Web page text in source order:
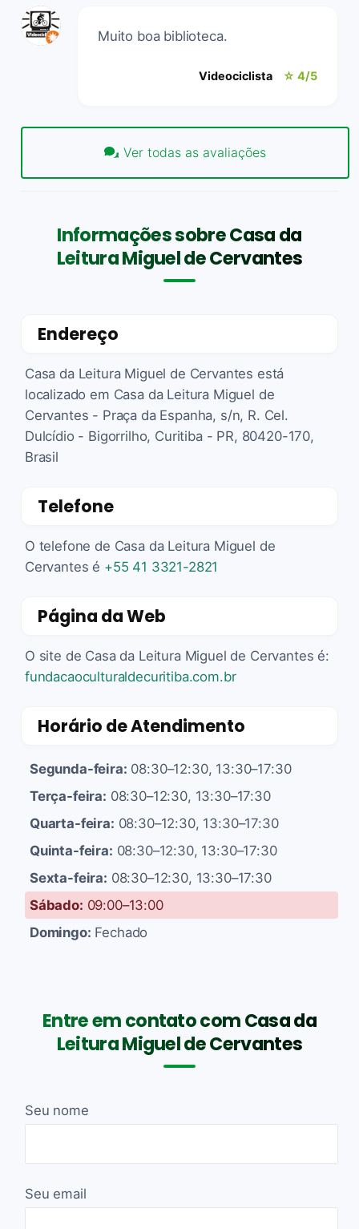
Muito boa biblioteca.
Videociclista ☆ 4/5
Ver todas as avaliações
Informações sobre Casa da
Leitura Miguel de Cervantes
Endereço
Casa da Leitura Miguel de Cervantes está
localizado em Casa da Leitura Miguel de
Cervantes - Praça da Espanha, s/n, R. Cel.
Dulcídio - Bigorrilho, Curitiba - PR, 80420-170,
Brasil
Telefone
O telefone de Casa da Leitura Miguel de
Cervantes é +55 41 3321-2821
Página da Web
O site de Casa da Leitura Miguel de Cervantes é:
fundacaoculturaldecuritiba.com.br
Horário de Atendimento
Segunda-feira: 08:30–12:30, 13:30–17:30
Terça-feira: 08:30–12:30, 13:30–17:30
Quarta-feira: 08:30–12:30, 13:30–17:30
Quinta-feira: 08:30–12:30, 13:30–17:30
Sexta-feira: 08:30–12:30, 13:30–17:30
Sábado: 09:00–13:00
Domingo: Fechado
Entre em contato com Casa da
Leitura Miguel de Cervantes
Seu nome
Seu email